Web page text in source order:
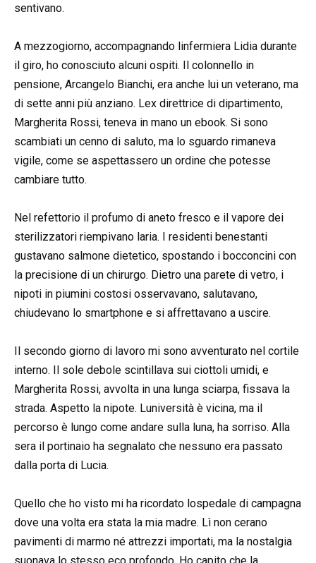
sentivano.
A mezzogiorno, accompagnando linfermiera Lidia durante
il giro, ho conosciuto alcuni ospiti. Il colonnello in
pensione, Arcangelo Bianchi, era anche lui un veterano, ma
di sette anni più anziano. Lex direttrice di dipartimento,
Margherita Rossi, teneva in mano un ebook. Si sono
scambiati un cenno di saluto, ma lo sguardo rimaneva
vigile, come se aspettassero un ordine che potesse
cambiare tutto.
Nel refettorio il profumo di aneto fresco e il vapore dei
sterilizzatori riempivano laria. I residenti benestanti
gustavano salmone dietetico, spostando i bocconcini con
la precisione di un chirurgo. Dietro una parete di vetro, i
nipoti in piumini costosi osservavano, salutavano,
chiudevano lo smartphone e si affrettavano a uscire.
Il secondo giorno di lavoro mi sono avventurato nel cortile
interno. Il sole debole scintillava sui ciottoli umidi, e
Margherita Rossi, avvolta in una lunga sciarpa, fissava la
strada. Aspetto la nipote. Luniversità è vicina, ma il
percorso è lungo come andare sulla luna, ha sorriso. Alla
sera il portinaio ha segnalato che nessuno era passato
dalla porta di Lucia.
Quello che ho visto mi ha ricordato lospedale di campagna
dove una volta era stata la mia madre. Lì non cerano
pavimenti di marmo né attrezzi importati, ma la nostalgia